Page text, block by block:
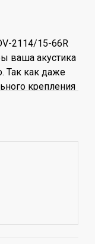
2114/15-66R
ваша акустика
Так как даже
крепления
– унылый и